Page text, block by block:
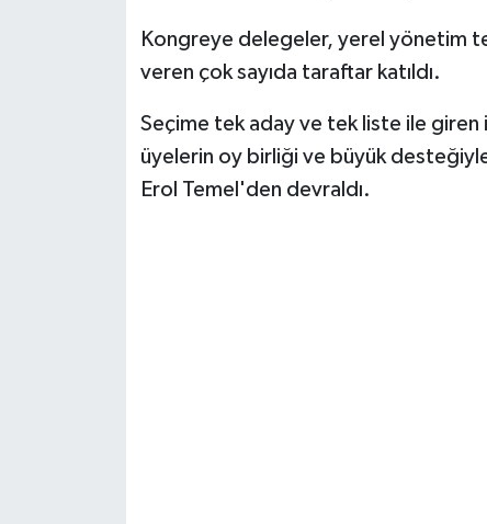
Kongreye delegeler, yerel yönetim
veren çok sayıda taraftar katıldı.
Seçime tek aday ve tek liste ile giren
üyelerin oy birliği ve büyük
Erol Temel'den devraldı.